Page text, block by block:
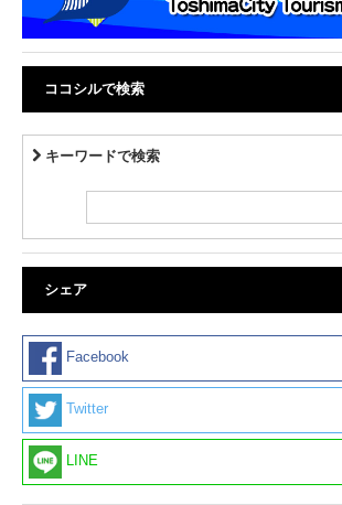
ココシルで検索
キーワードで検索
シェア
Facebook
Twitter
LINE